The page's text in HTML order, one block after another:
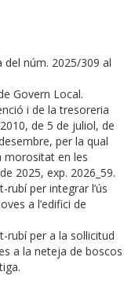
del núm. 2025/309 al
Govern Local.
i de la tresoreria
de 5 de juliol, de
per la qual
morositat en les
2025, exp. 2026_59.
per integrar l’ús
a l’edifici de
per a la sol·licitud
a la neteja de